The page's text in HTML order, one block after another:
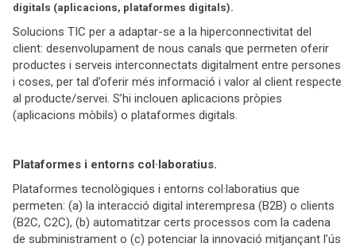
digitals (aplicacions, plataformes digitals).
Solucions TIC per a adaptar-se a la hiperconnectivitat del
client: desenvolupament de nous canals que permeten oferir
productes i serveis interconnectats digitalment entre persones
i coses, per tal d’oferir més informació i valor al client respecte
al producte/servei. S’hi inclouen aplicacions pròpies
(aplicacions mòbils) o plataformes digitals.
Plataformes i entorns col·laboratius.
Plataformes tecnològiques i entorns col·laboratius que
permeten: (a) la interacció digital interempresa (B2B) o clients
(B2C, C2C), (b) automatitzar certs processos com la cadena
de subministrament o (c) potenciar la innovació mitjançant l’ús